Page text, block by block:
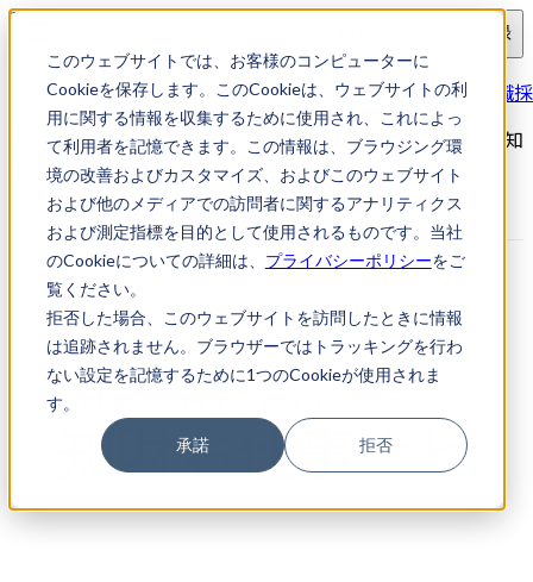
このウェブサイトでは、お客様のコンピューターに
Cookieを保存します。このCookieは、ウェブサイトの利
用に関する情報を収集するために使用され、これによっ
て利用者を記憶できます。この情報は、ブラウジング環
境の改善およびカスタマイズ、およびこのウェブサイト
および他のメディアでの訪問者に関するアナリティクス
および測定指標を目的として使用されるものです。当社
のCookieについての詳細は、 プライバシーポリシーをご
覧ください。
拒否した場合、このウェブサイトを訪問したときに情報
は追跡されません。ブラウザーではトラッキングを行わ
ない設定を記憶するために1つのCookieが使用されま
す。
承諾 拒否
会員登録
求人検索 大手電機メーカー関連会社／知財専門職
大手電機メーカー関連会社／知財専門職採用｜知財転職・知
財お仕事ナビ